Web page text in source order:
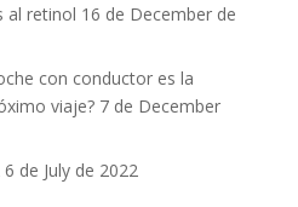
al retinol 16 de December de
con conductor es la
viaje? 7 de December
6 de July de 2022